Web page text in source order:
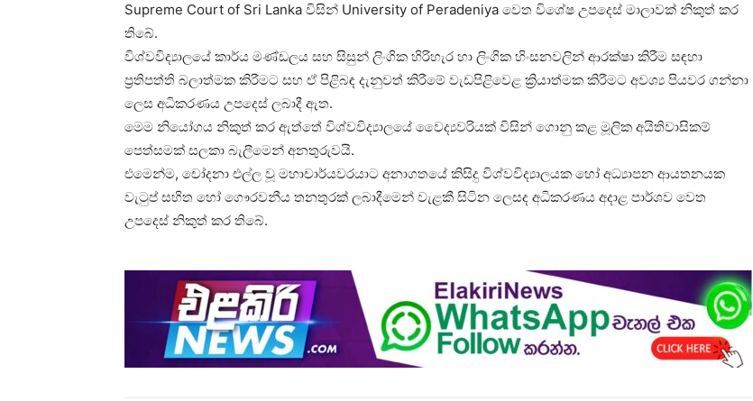
Supreme Court of Sri Lanka විසින් University of Peradeniya වෙත විශේෂ උපදෙස් මාලාවක් නිකුත් කර
තිබේ.
විශ්වවිද්‍යාලයේ කාර්ය මණ්ඩලය සහ සිසුන් ලිංගික හිරිහැර හා ලිංගික හිංසනවලින් ආරක්ෂා කිරීම සඳහා
ප්‍රතිපත්ති බලාත්මක කිරීමට සහ ඒ පිළිබඳ දැනුවත් කිරීමේ වැඩපිළිවෙළ ක්‍රියාත්මක කිරීමට අවශ්‍ය පියවර ගන්නා
ලෙස අධිකරණය උපදෙස් ලබාදී ඇත.
මෙම නියෝගය නිකුත් කර ඇත්තේ විශ්වවිද්‍යාලයේ වෛද්‍යවරියක් විසින් ගොනු කළ මූලික අයිතිවාසිකම්
පෙත්සමක් සලකා බැලීමෙන් අනතුරුවයි.
එමෙන්ම, චෝදනා එල්ල වූ මහාචාර්යවරයාට අනාගතයේ කිසිදු විශ්වවිද්‍යාලයක හෝ අධ්‍යාපන ආයතනයක
වැටුප් සහිත හෝ ගෞරවනීය තනතුරක් ලබාදීමෙන් වැළකී සිටින ලෙසද අධිකරණය අදාළ පාර්ශව වෙත
උපදෙස් නිකුත් කර තිබේ.